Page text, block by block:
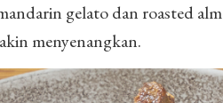
gelato dan roasted
menyenangkan.